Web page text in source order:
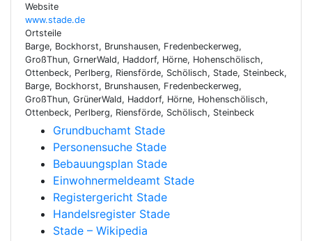
Website
www.stade.de
Ortsteile
Barge, Bockhorst, Brunshausen, Fredenbeckerweg,
GroßThun, GrnerWald, Haddorf, Hörne, Hohenschölisch,
Ottenbeck, Perlberg, Riensförde, Schölisch, Stade, Steinbeck,
Barge, Bockhorst, Brunshausen, Fredenbeckerweg,
GroßThun, GrünerWald, Haddorf, Hörne, Hohenschölisch,
Ottenbeck, Perlberg, Riensförde, Schölisch, Steinbeck
Grundbuchamt Stade
Personensuche Stade
Bebauungsplan Stade
Einwohnermeldeamt Stade
Registergericht Stade
Handelsregister Stade
Stade – Wikipedia